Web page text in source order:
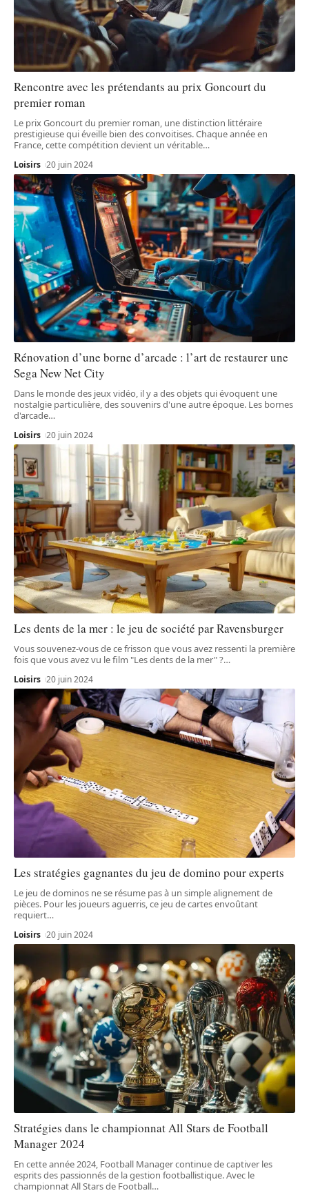
Rencontre avec les prétendants au prix Goncourt du
premier roman
Le prix Goncourt du premier roman, une distinction littéraire
prestigieuse qui éveille bien des convoitises. Chaque année en
France, cette compétition devient un véritable…
Loisirs 20 juin 2024
Rénovation d’une borne d’arcade : l’art de restaurer une
Sega New Net City
Dans le monde des jeux vidéo, il y a des objets qui évoquent une
nostalgie particulière, des souvenirs d'une autre époque. Les bornes
d'arcade…
Loisirs 20 juin 2024
Les dents de la mer : le jeu de société par Ravensburger
Vous souvenez-vous de ce frisson que vous avez ressenti la première
fois que vous avez vu le film "Les dents de la mer" ?…
Loisirs 20 juin 2024
Les stratégies gagnantes du jeu de domino pour experts
Le jeu de dominos ne se résume pas à un simple alignement de
pièces. Pour les joueurs aguerris, ce jeu de cartes envoûtant
requiert…
Loisirs 20 juin 2024
Stratégies dans le championnat All Stars de Football
Manager 2024
En cette année 2024, Football Manager continue de captiver les
esprits des passionnés de la gestion footballistique. Avec le
championnat All Stars de Football…